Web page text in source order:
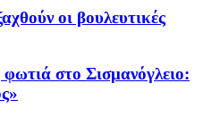
οι βουλευτικές
στο Σισμανόγλειο: